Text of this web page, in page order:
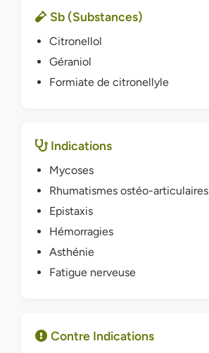
Sb (Substances)
Citronellol
Géraniol
Formiate de citronellyle
Indications
Mycoses
Rhumatismes ostéo-articulaires
Epistaxis
Hémorragies
Asthénie
Fatigue nerveuse
Contre Indications